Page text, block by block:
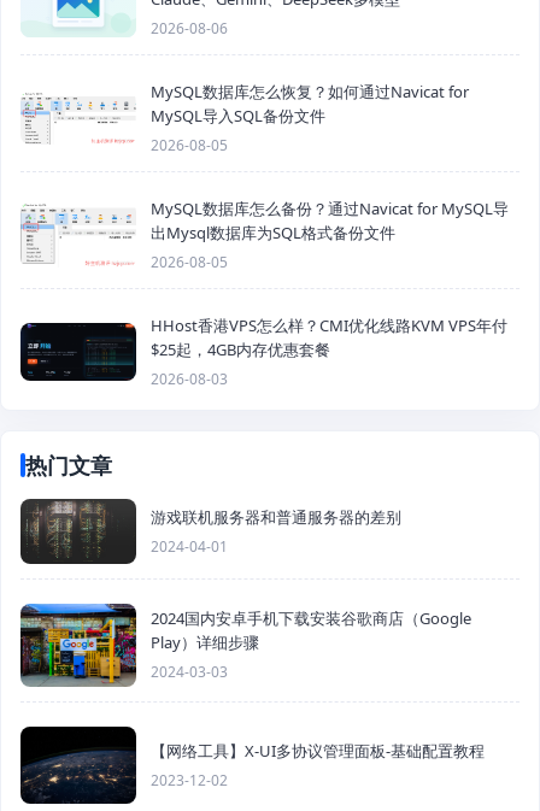
2026-08-06
MySQL数据库怎么恢复？如何通过Navicat for
MySQL导入SQL备份文件
2026-08-05
MySQL数据库怎么备份？通过Navicat for MySQL导
出Mysql数据库为SQL格式备份文件
2026-08-05
HHost香港VPS怎么样？CMI优化线路KVM VPS年付
$25起，4GB内存优惠套餐
2026-08-03
热门文章
游戏联机服务器和普通服务器的差别
2024-04-01
2024国内安卓手机下载安装谷歌商店（Google
Play）详细步骤
2024-03-03
【网络工具】X-UI多协议管理面板-基础配置教程
2023-12-02